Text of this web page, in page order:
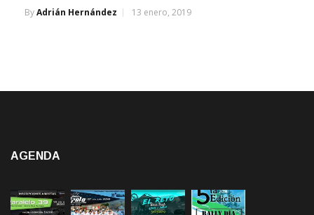
ByAdrián Hernández 13 enero, 2019
AGENDA